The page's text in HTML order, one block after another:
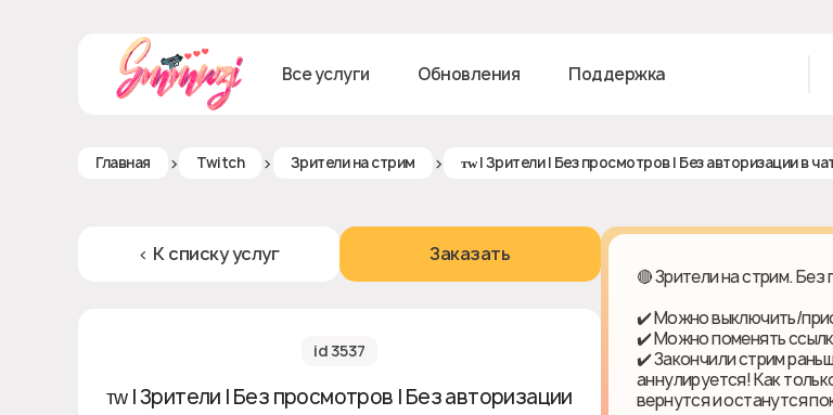
Все услуги Обновления Поддержка
Главная > Twitch > Зрители на стрим > ᴛᴡ | Зрители | Без просмотров | Без авторизации в
< К списку услуг Заказать
id 3537
ᴛᴡ | Зрители | Без просмотров | Без авторизации
🔴 Зрители на стрим.
✔️ Можно выключить/
✔️ Можно поменять
✔️ Закончили стрим
аннулируется! Как
вернутся и останутся